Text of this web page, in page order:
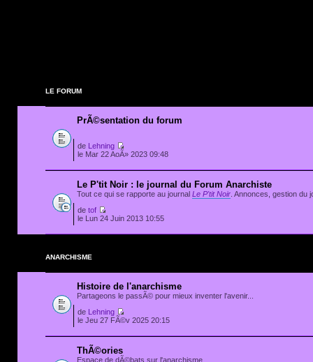
LE FORUM
PrÃ©sentation du forum
de
Lehning
le Mar 22 AoÃ» 2023 09:48
Le P'tit Noir : le journal du Forum Anarchiste
Tout ce qui se rapporte au journal Le P'tit Noir . Annonces, gestion du
de tof
le Lun 24 Juin 2013 10:55
ANARCHISME
Histoire de l'anarchisme
Partageons le passÃ© pour mieux inventer l'avenir...
de
Lehning
le Jeu 27 FÃ©v 2025 20:15
ThÃ©ories
Espace de dÃ©bats sur l'anarchisme